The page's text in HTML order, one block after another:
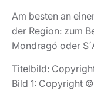
Am besten an
der Region: zum
Mondragó oder
Titelbild:
Bild 1: Copyright